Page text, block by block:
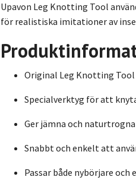
Upavon Leg Knotting Tool
för realistiska imitationer av
Original Leg Knotting Tool
Specialverktyg för att
Ger jämna och
Snabbt och enkelt att
Passar både nybörjare